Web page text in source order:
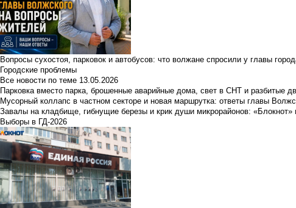
Вопросы сухостоя, парковок и автобусов: что волжане спросили у главы
Городские проблемы
Все новости по теме 13.05.2026
Парковка вместо парка, брошенные аварийные дома, свет в СНТ и разбитые
Мусорный коллапс в частном секторе и новая маршрутка: ответы главы
Завалы на кладбище, гибнущие березы и крик души микрорайонов:
Выборы в ГД-2026